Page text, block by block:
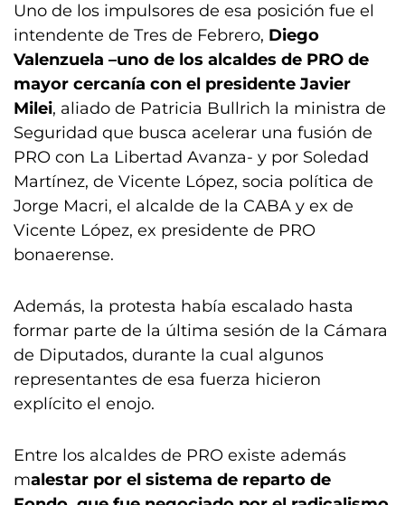
Uno de los impulsores de esa posición fue el
intendente de Tres de Febrero, Diego
Valenzuela –uno de los alcaldes de PRO de
mayor cercanía con el presidente Javier
Milei, aliado de Patricia Bullrich la ministra de
Seguridad que busca acelerar una fusión de
PRO con La Libertad Avanza- y por Soledad
Martínez, de Vicente López, socia política de
Jorge Macri, el alcalde de la CABA y ex de
Vicente López, ex presidente de PRO
bonaerense.
Además, la protesta había escalado hasta
formar parte de la última sesión de la Cámara
de Diputados, durante la cual algunos
representantes de esa fuerza hicieron
explícito el enojo.
Entre los alcaldes de PRO existe además
malestar por el sistema de reparto de